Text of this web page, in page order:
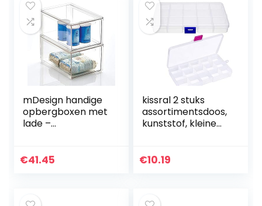
mDesign handige
opbergboxen met
lade –
etenswaren –
€41.45
kissral 2 stuks
assortimentsdoos,
kunststof, kleine
transparante
€10.19